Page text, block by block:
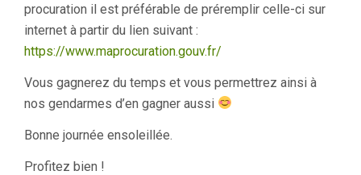
procuration il est préférable de préremplir celle-ci sur
internet à partir du lien suivant :
https://www.maprocuration.gouv.fr/
Vous gagnerez du temps et vous permettrez ainsi à
nos gendarmes d’en gagner aussi
Bonne journée ensoleillée.
Profitez bien !